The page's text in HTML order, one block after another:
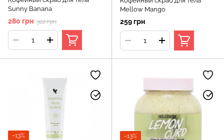
Sunny Banana
280 грн 322 грн
Mellow Mango
259 грн
−13%
−13%